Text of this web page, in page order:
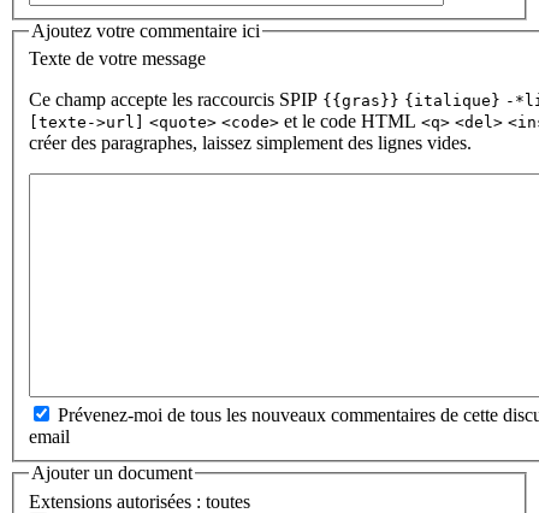
Ajoutez votre commentaire ici
Texte de votre message
Ce champ accepte les raccourcis SPIP {{gras}} {italique} -
[texte->url]
<quote> <code> et le code HTML <q> <del>
créer des paragraphes, laissez simplement des lignes vides.
Prévenez-moi de tous les nouveaux commentaires de cette
email
Ajouter un document
Extensions autorisées : toutes